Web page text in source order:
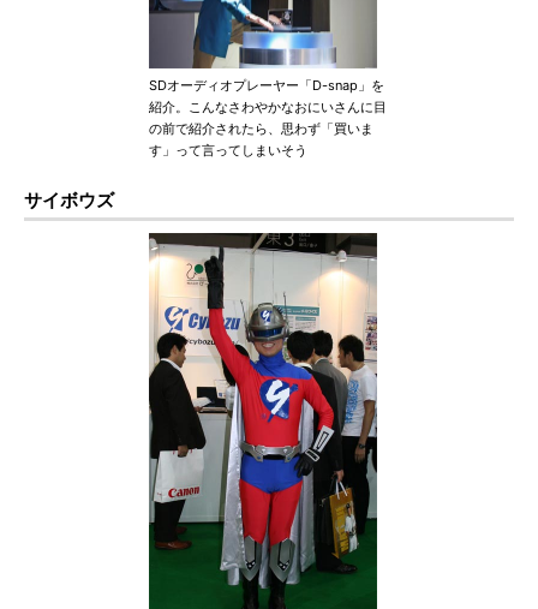
SDオーディオプレーヤー「D-snap」を
紹介。こんなさわやかなおにいさんに目
の前で紹介されたら、思わず「買いま
す」って言ってしまいそう
サイボウズ